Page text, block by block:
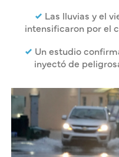
Las lluvias y el
intensificaron por el
Un estudio
inyectó de